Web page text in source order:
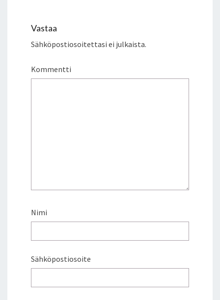
Vastaa
Sähköpostiosoitettasi ei julkaista.
Kommentti
Nimi
Sähköpostiosoite